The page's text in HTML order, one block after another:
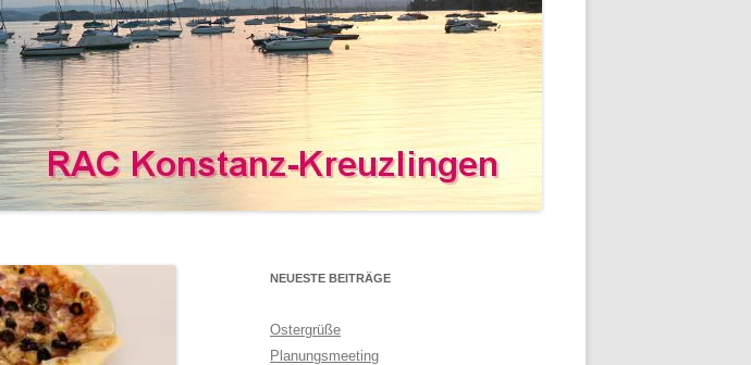
NEUESTE BEITRÄGE
Ostergrüße
Planungsmeeting